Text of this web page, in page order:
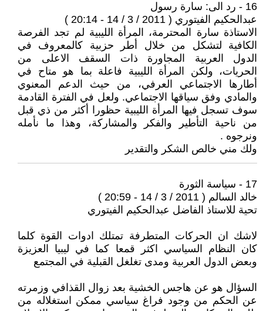
16 - رد الى: سارة رسول
عبدالحكيم الفيتوري ( 2011 / 3 / 14 - 20:14 )
الاستاذة سارة المحترمة، المرأة الليبية لم تجد الفرصة
الكافية لتشكل من خلال أطر حزبية كالمعروف في
الدول العربية المجاورة ذات السقف الاعلى من
الحريات، ولكن المرأة الليبية فاعلة بما هو متاح في
أطارها الاجتماعي العرفي، من حيث الدعم المعنوي
والمادي وفق سياقها الاجتماعي. ولعل في الفترة القادمة
سوف تسجل فيها المرأة الليبية حظورا أكثر من ذي قبل
من ناحية التأطير والفكر والمشاركة، وهذا ما نأمله
ونرجوه .
ولك مني خالص الشكر والتقدير
17 - سياسة الثورة
خالد السالم ( 2011 / 3 / 14 - 20:59 )
تحية للاستاذ الفاضل عبدالحكيم الفيتوري
لاشك ان الحركات المتطرفة تمتلك ادوات القوة كلما
كان النظام السياسي اكثر قمعا كما في ليبيا العزيزة
وبعض الدول العربية ومدى تغلغل القبلية في المجتمع
السؤال هو عن هاجس الخشية بعد زوال القذافي وزمرته
عن الحكم من وجود فراغ سياسي ممكن استغلاله من